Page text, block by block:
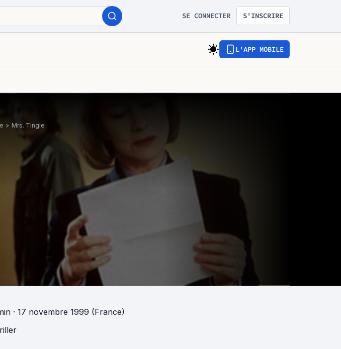
SE CONNECTER S'INSCRIRE
L'APP MOBILE
> Mrs. Tingle
· 17 novembre 1999 (France)